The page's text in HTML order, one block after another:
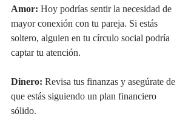
Amor: Hoy podrías sentir la necesidad de
mayor conexión con tu pareja. Si estás
soltero, alguien en tu círculo social podría
captar tu atención.
Dinero: Revisa tus finanzas y asegúrate de
que estás siguiendo un plan financiero
sólido.